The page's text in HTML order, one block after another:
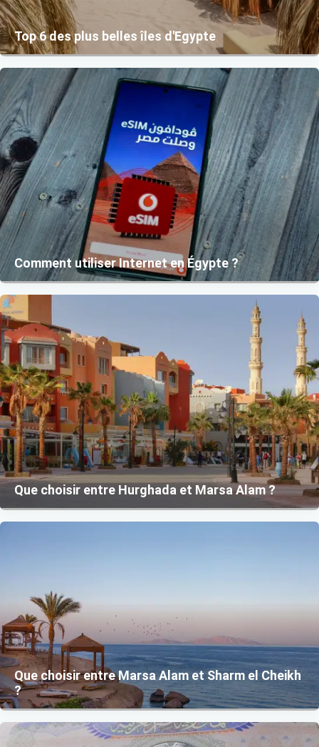
Top 6 des plus belles îles d'Egypte
Comment utiliser Internet en Égypte ?
Que choisir entre Hurghada et Marsa Alam ?
Que choisir entre Marsa Alam et Sharm el Cheikh
?